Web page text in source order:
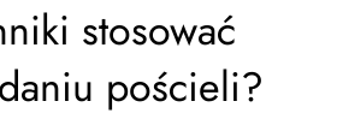
stosować
pościeli?